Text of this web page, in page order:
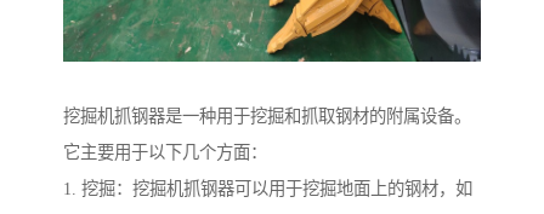
挖掘机抓钢器是一种用于挖掘和抓取钢材的附属设备。
它主要用于以下几个方面：
1. 挖掘：挖掘机抓钢器可以用于挖掘地面上的钢材，如